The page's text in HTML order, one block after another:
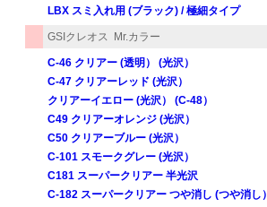
LBX スミ入れ用 (ブラック) / 極細タイプ
GSIクレオス Mr.カラー
C-46 クリアー (透明） (光沢）
C-47 クリアーレッド (光沢）
クリアーイエロー (光沢） (C-48）
C49 クリアーオレンジ (光沢）
C50 クリアーブルー (光沢）
C-101 スモークグレー (光沢）
C181 スーパークリアー 半光沢
C-182 スーパークリアー つや消し (つや消し）
んけい みにちゅあーと
岡模型協同組合